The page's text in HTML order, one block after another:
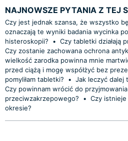
NAJNOWSZE PYTANIA Z TEJ
Czy jest jednak szansa, że wszystko
oznaczają te wyniki badania wycinka
histeroskopii?
• Czy tabletki działają
Czy zostanie zachowana ochrona
wielkość zarodka powinna mnie
przed ciążą i mogę współżyć bez
pomyliłam tabletki?
• Jak leczyć dalej
Czy powinnam wrócić do
przeciwzakrzepowego?
• Czy
okresie?